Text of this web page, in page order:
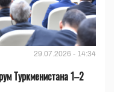
29.07.2026 - 14:34
Туркменистана 1–2